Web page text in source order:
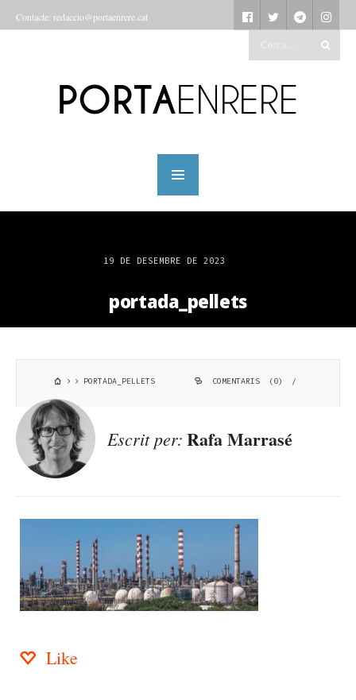
Contacte: redaccio@portaenrere.cat
19 DE DESEMBRE DE 2023
portada_pellets
PORTADA_PELLETS COMENTARIS (0) /
Escrit per: Rafa Marrasé
Like